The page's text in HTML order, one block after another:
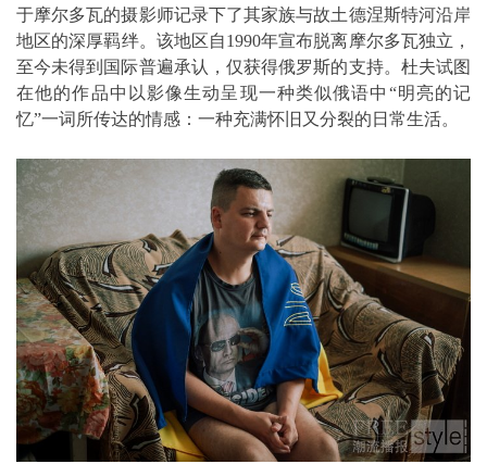
于摩尔多瓦的摄影师记录下了其家族与故土德涅斯特河沿岸
地区的深厚羁绊。该地区自1990年宣布脱离摩尔多瓦独立，
至今未得到国际普遍承认，仅获得俄罗斯的支持。杜夫试图
在他的作品中以影像生动呈现一种类似俄语中“明亮的记
忆”一词所传达的情感：一种充满怀旧又分裂的日常生活。